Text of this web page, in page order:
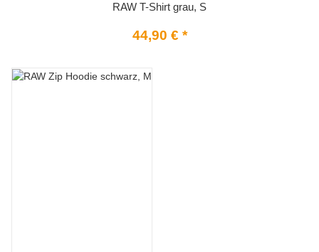
RAW T-Shirt grau, S
44,90 € *